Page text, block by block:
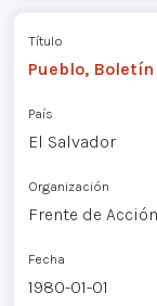
Título
Pueblo,
País
El Salvador
Organización
Frente de
Fecha
1980-01-01